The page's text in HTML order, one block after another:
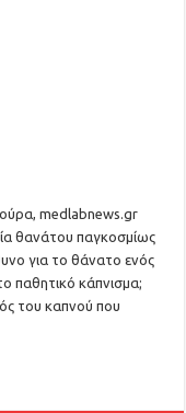
medlabnews.gr
θανάτου παγκοσμίως
για το θάνατο ενός
παθητικό κάπνισμα;
του καπνού που